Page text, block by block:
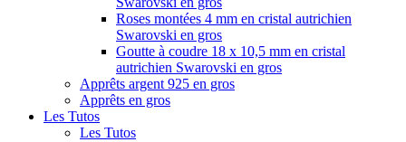
Roses montées 4 mm en cristal autrichien
Swarovski en gros
Goutte à coudre 18 x 10,5 mm en cristal
autrichien Swarovski en gros
Apprêts argent 925 en gros
Apprêts en gros
Les Tutos
Les Tutos